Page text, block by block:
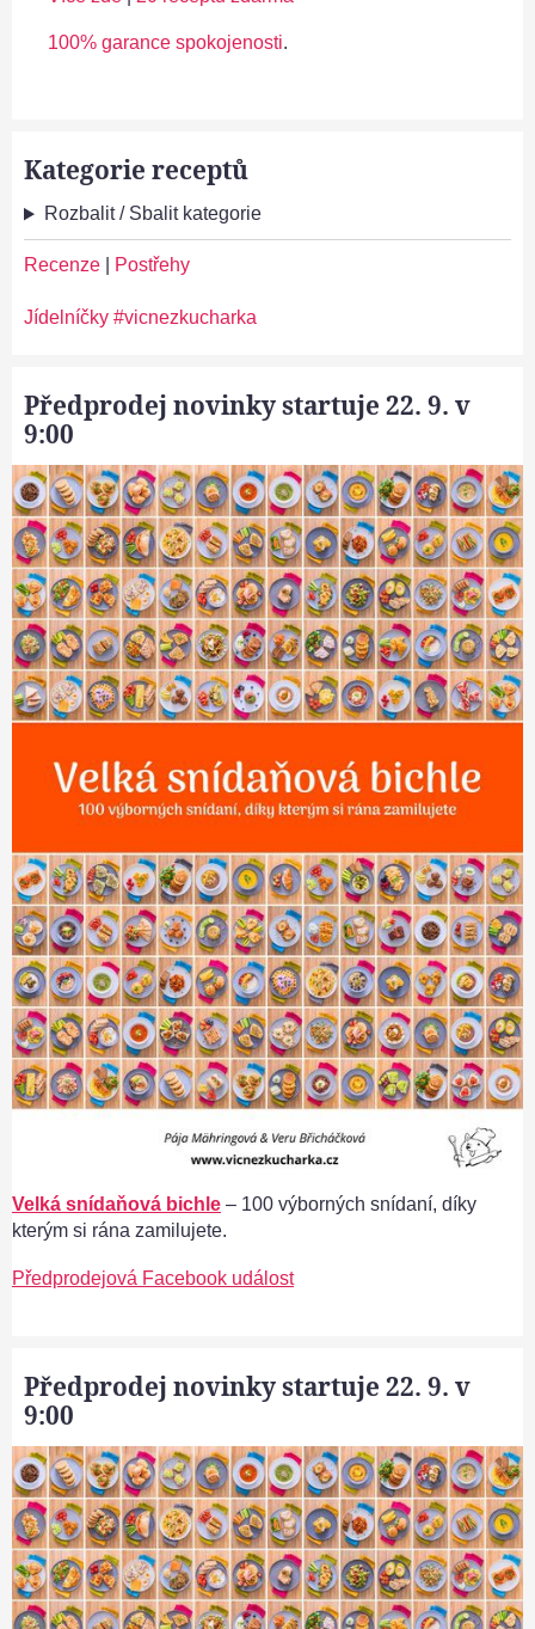
100% garance spokojenosti.
Kategorie receptů
Rozbalit / Sbalit kategorie
Recenze Postřehy
Jídelníčky #vicnezkucharka
Předprodej novinky startuje 22. 9. v
9:00
Velká snídaňová bichle – 100 výborných snídaní, díky
kterým si rána zamilujete.
Předprodejová Facebook událost
Předprodej novinky startuje 22. 9. v
9:00